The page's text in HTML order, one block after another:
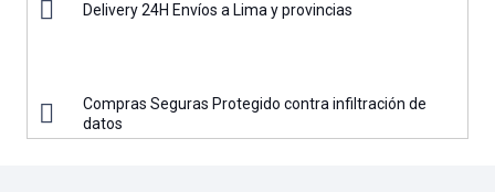
Delivery 24H Envíos a Lima y provincias
Compras Seguras Protegido contra infiltración de
datos